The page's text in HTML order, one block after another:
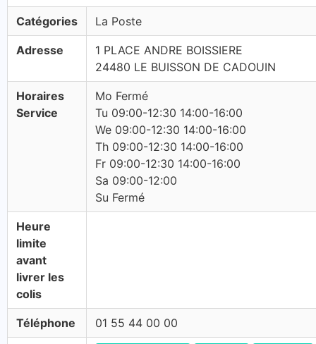
Catégories La Poste
Adresse
1 PLACE ANDRE BOISSIERE
24480 LE BUISSON DE CADOUIN
Horaires
Service
Mo Fermé
Tu 09:00-12:30 14:00-16:00
We 09:00-12:30 14:00-16:00
Th 09:00-12:30 14:00-16:00
Fr 09:00-12:30 14:00-16:00
Sa 09:00-12:00
Su Fermé
Heure
limite
avant
livrer les
colis
Téléphone 01 55 44 00 00